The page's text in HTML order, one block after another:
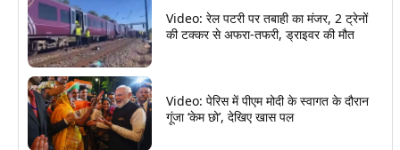
Video: रेल पटरी पर तबाही का मंजर, 2 ट्रेनों
की टक्कर से अफरा-तफरी, ड्राइवर की मौत
Video: पेरिस में पीएम मोदी के स्वागत के दौरान
गूंजा ‘केम छो’, देखिए खास पल